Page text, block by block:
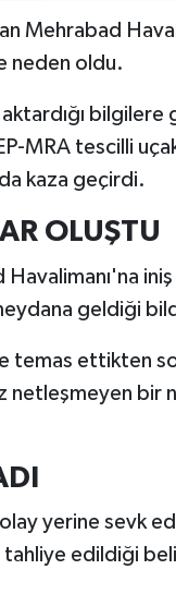
Mehrabad
neden oldu.
aktardığı
MRA tescilli
kaza geçirdi.
OLUŞTU
iniş
geldiği
temas ettikten
bir
yerine sevk
tahliye edildiği